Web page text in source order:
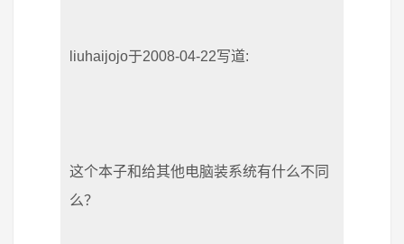
liuhaijojo于2008-04-22写道:
这个本子和给其他电脑装系统有什么不同
么？